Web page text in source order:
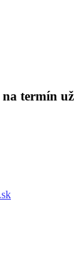
na termín už